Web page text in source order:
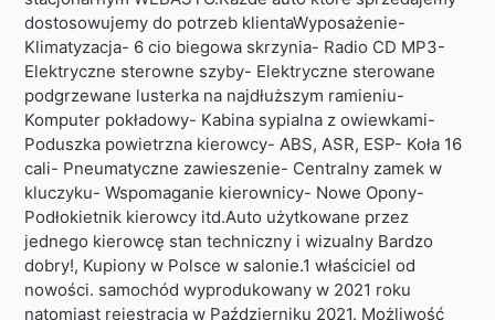
dostosowujemy do potrzeb klientaWyposażenie-
Klimatyzacja- 6 cio biegowa skrzynia- Radio CD MP3-
Elektryczne sterowne szyby- Elektryczne sterowane
podgrzewane lusterka na najdłuższym ramieniu-
Komputer pokładowy- Kabina sypialna z owiewkami-
Poduszka powietrzna kierowcy- ABS, ASR, ESP- Koła 16
cali- Pneumatyczne zawieszenie- Centralny zamek w
kluczyku- Wspomaganie kierownicy- Nowe Opony-
Podłokietnik kierowcy itd.Auto użytkowane przez
jednego kierowcę stan techniczny i wizualny Bardzo
dobry!, Kupiony w Polsce w salonie.1 właściciel od
nowości. samochód wyprodukowany w 2021 roku
natomiast rejestracja w Październiku 2021. Możliwość